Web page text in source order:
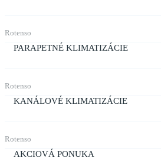
Rotenso
PARAPETNÉ KLIMATIZÁCIE
Rotenso
KANÁLOVÉ KLIMATIZÁCIE
Rotenso
AKCIOVÁ PONUKA